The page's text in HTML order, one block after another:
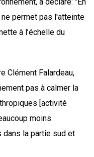
permet pas l'atteinte
à l’échelle du
Clément Falardeau,
pas à calmer la
[activité
moins
la partie sud et